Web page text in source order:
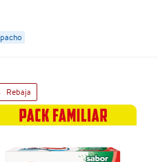
Rebaja